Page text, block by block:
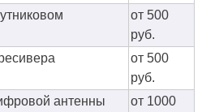
от 500
руб.
от 500
руб.
антенны
от 1000